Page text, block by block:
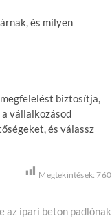
és milyen
biztosítja,
vállalkozásod
és válassz
Megtekintések: 760
az ipari beton padlónak